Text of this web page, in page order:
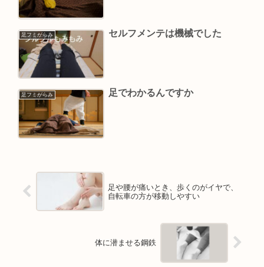
足フミがらみ セルフメンテは機械でした
足フミがらみ 足でわかるんですか
足や腰が痛いとき、歩くのがイヤで、
自転車の方が移動しやすい
体に潜ませる鋼鉄